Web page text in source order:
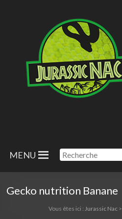
Nac
MENU
Gecko nutrition Banane
Vous êtes ici : Jurassic Nac>